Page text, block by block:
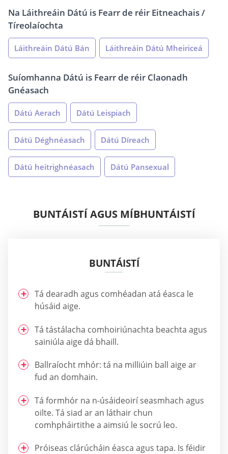
Na Láithreáin Dátú is Fearr de réir Eitneachais /
Tíreolaíochta
Láithreáin Dátú Bán Láithreáin Dátú Mheiriceá
Suíomhanna Dátú is Fearr de réir Claonadh
Gnéasach
Dátú Aerach Dátú Leispiach
Dátú Déghnéasach Dátú Díreach
Dátú heitrighnéasach Dátú Pansexual
BUNTÁISTÍ AGUS MÍBHUNTÁISTÍ
BUNTÁISTÍ
Tá dearadh agus comhéadan atá éasca le
húsáid aige.
Tá tástálacha comhoiriúnachta beachta agus
sainiúla aige dá bhaill.
Ballraíocht mhór: tá na milliúin ball aige ar
fud an domhain.
Tá formhór na n-úsáideoirí seasmhach agus
oilte. Tá siad ar an láthair chun
comhpháirtithe a aimsiú le socrú leo.
Próiseas clárúcháin éasca agus tapa. Is féidir